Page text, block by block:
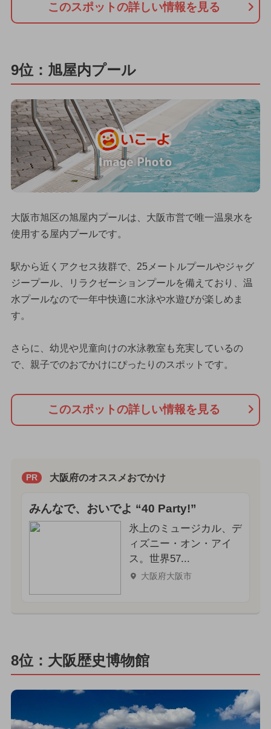
このスポットの詳しい情報を見る
9位：旭屋内プール
大阪市旭区の旭屋内プールは、大阪市営で唯一温泉水を
使用する屋内プールです。
駅から近くアクセス抜群で、25メートルプールやジャグ
ジープール、リラクゼーションプールを備えており、温
水プールなので一年中快適に水泳や水遊びが楽しめま
す。
さらに、幼児や児童向けの水泳教室も充実しているの
で、親子でのおでかけにぴったりのスポットです。
このスポットの詳しい情報を見る
PR 大阪府のオススメおでかけ
みんなで、おいでよ “40 Party!”
氷上のミュージカル、デ
ィズニー・オン・アイ
ス。世界57...
大阪府大阪市
8位：大阪歴史博物館